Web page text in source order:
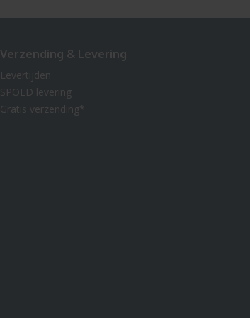
Verzending & Levering
Levertijden
SPOED levering
Gratis verzending*